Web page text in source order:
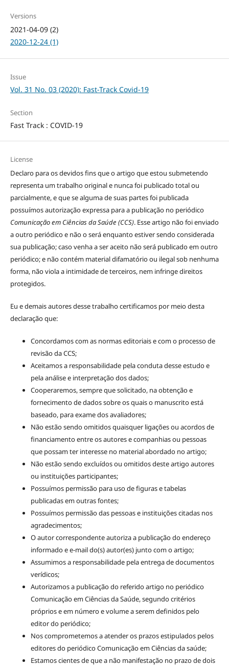
Versions
2021-04-09 (2)
2020-12-24 (1)
Issue
Vol. 31 No. 03 (2020): Fast-Track Covid-19
Section
Fast Track : COVID-19
License
Declaro para os devidos fins que o artigo que estou submetendo
representa um trabalho original e nunca foi publicado total ou
parcialmente, e que se alguma de suas partes foi publicada
possuímos autorização expressa para a publicação no periódico
Comunicação em Ciências da Saúde (CCS). Esse artigo não foi enviado
a outro periódico e não o será enquanto estiver sendo considerada
sua publicação; caso venha a ser aceito não será publicado em outro
periódico; e não contém material difamatório ou ilegal sob nenhuma
forma, não viola a intimidade de terceiros, nem infringe direitos
protegidos.
Eu e demais autores desse trabalho certificamos por meio desta
declaração que:
Concordamos com as normas editoriais e com o processo de
revisão da CCS;
Aceitamos a responsabilidade pela conduta desse estudo e
pela análise e interpretação dos dados;
Cooperaremos, sempre que solicitado, na obtenção e
fornecimento de dados sobre os quais o manuscrito está
baseado, para exame dos avaliadores;
Não estão sendo omitidos quaisquer ligações ou acordos de
financiamento entre os autores e companhias ou pessoas
que possam ter interesse no material abordado no artigo;
Não estão sendo excluídos ou omitidos deste artigo autores
ou instituições participantes;
Possuímos permissão para uso de figuras e tabelas
publicadas em outras fontes;
Possuímos permissão das pessoas e instituições citadas nos
agradecimentos;
O autor correspondente autoriza a publicação do endereço
informado e e-mail do(s) autor(es) junto com o artigo;
Assumimos a responsabilidade pela entrega de documentos
verídicos;
Autorizamos a publicação do referido artigo no periódico
Comunicação em Ciências da Saúde, segundo critérios
próprios e em número e volume a serem definidos pelo
editor do periódico;
Nos comprometemos a atender os prazos estipulados pelos
editores do periódico Comunicação em Ciências da saúde;
Estamos cientes de que a não manifestação no prazo de dois